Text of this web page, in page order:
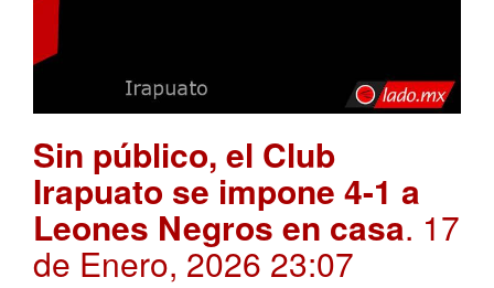
Sin público, el Club
Irapuato se impone 4-1 a
Leones Negros en casa. 17
de Enero, 2026 23:07